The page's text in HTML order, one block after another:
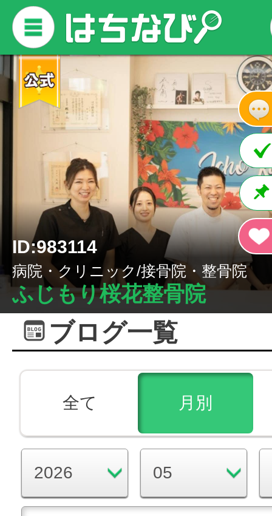
ID:983114
病院・クリニック/接骨院・整骨院
ふじもり桜花整骨院
ブログ一覧
全て 月別